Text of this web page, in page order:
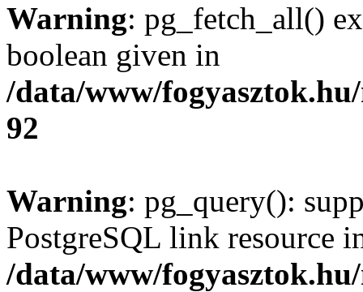
Warning: pg_fetch_all()
boolean given in
/data/www/
92
Warning: pg_query():
PostgreSQL link resource
/data/www/